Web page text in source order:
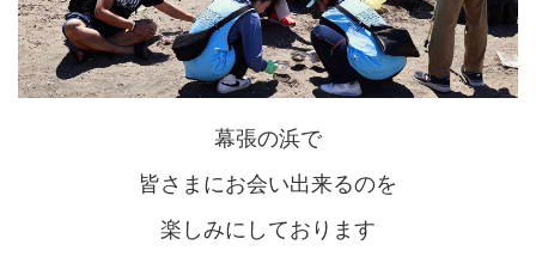
幕張の浜で
皆さまにお会い出来るのを
楽しみにしております